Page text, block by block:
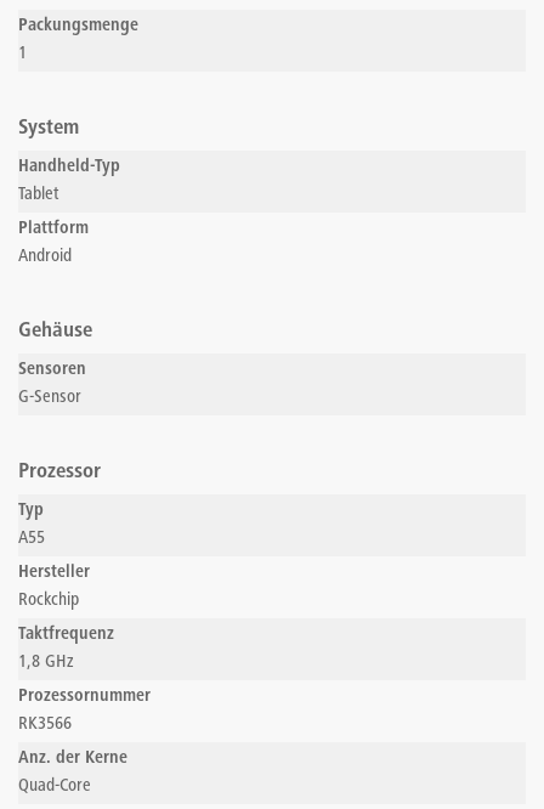
Packungsmenge
1
System
Handheld-Typ
Tablet
Plattform
Android
Gehäuse
Sensoren
G-Sensor
Prozessor
Typ
A55
Hersteller
Rockchip
Taktfrequenz
1,8 GHz
Prozessornummer
RK3566
Anz. der Kerne
Quad-Core